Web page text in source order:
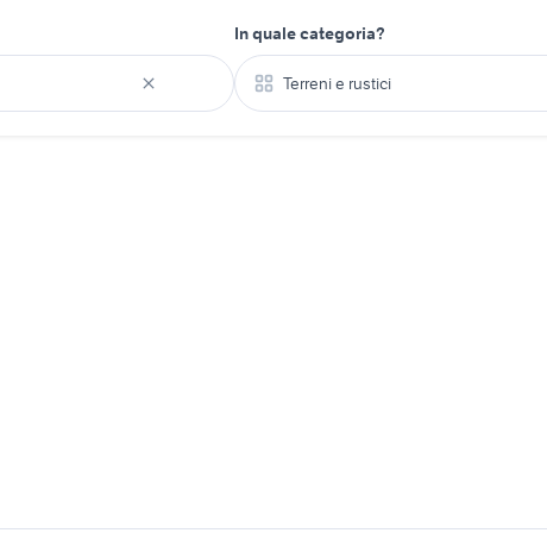
In quale categoria?
Terreni e rustici